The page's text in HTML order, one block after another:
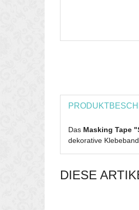
Das Masking Tape
dekorative
DIESE